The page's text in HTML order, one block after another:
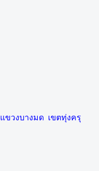
แขวงบางมด เขตทุ่งครุ